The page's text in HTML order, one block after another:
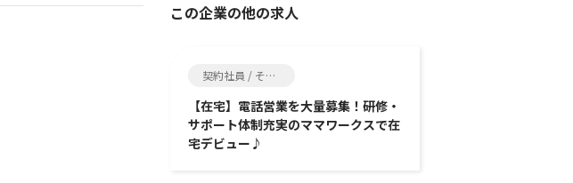
この企業の他の求人
契約社員 / その他
【在宅】電話営業を大量募集！研修・
サポート体制充実のママワークスで在
宅デビュー♪